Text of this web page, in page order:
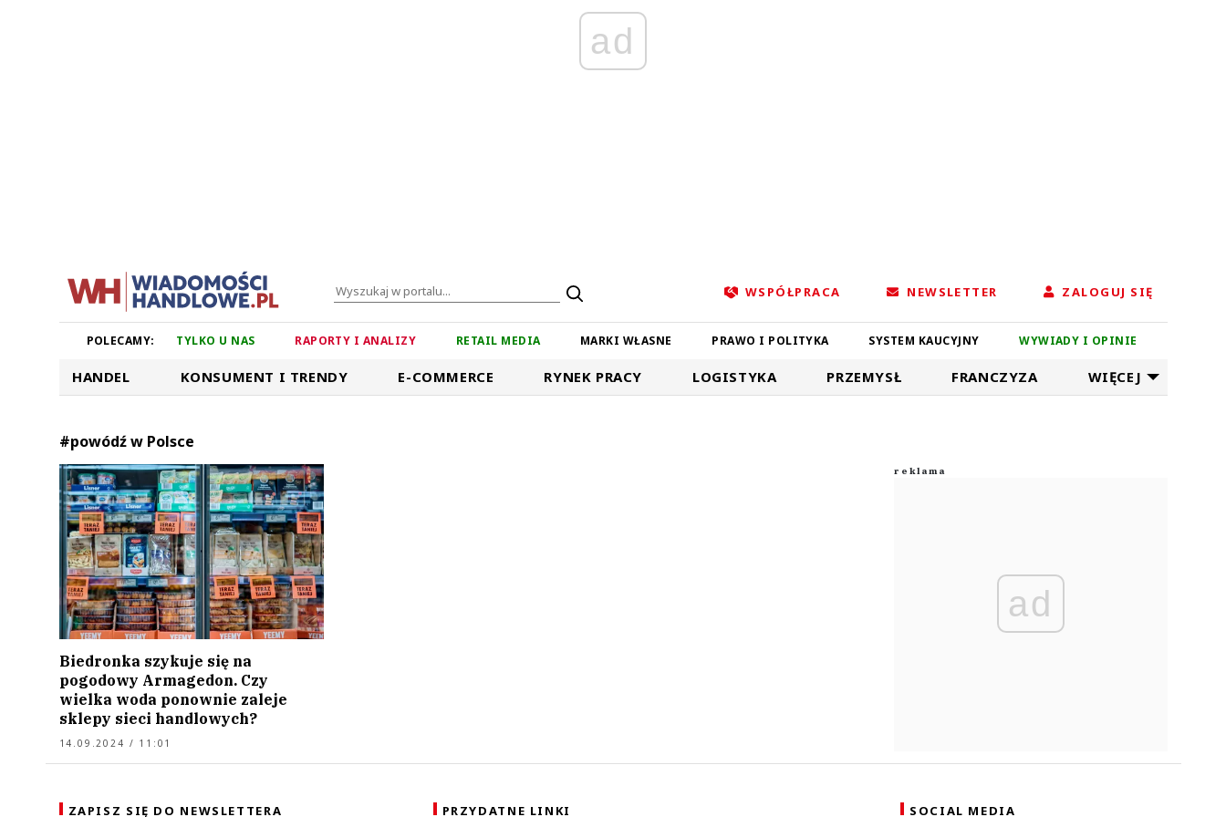
ad
WSPÓŁPRACA NEWSLETTER ZALOGUJ SIĘ
POLECAMY: TYLKO U NAS RAPORTY I ANALIZY RETAIL MEDIA MARKI WŁASNE PRAWO I POLITYKA SYSTEM KAUCYJNY WYWIADY I OPINIE
HANDEL KONSUMENT I TRENDY E-COMMERCE RYNEK PRACY LOGISTYKA PRZEMYSŁ FRANCZYZA WIĘCEJ
#powódź w Polsce
Biedronka szykuje się na
pogodowy Armagedon. Czy
wielka woda ponownie zaleje
sklepy sieci handlowych?
14.09.2024 / 11:01
ad
ZAPISZ SIĘ DO NEWSLETTERA PRZYDATNE LINKI SOCIAL MEDIA